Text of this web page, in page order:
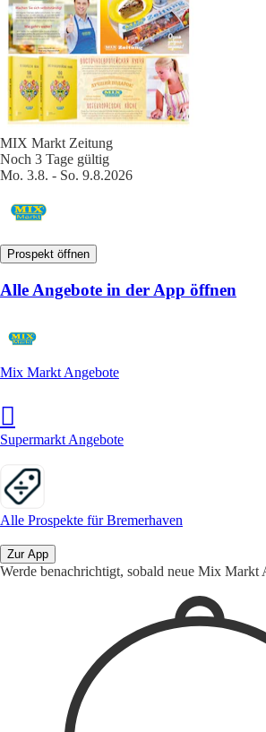
MIX Markt Zeitung
Noch 3 Tage gültig
Mo. 3.8. - So. 9.8.2026
Prospekt öffnen
Alle Angebote in der App öffnen
Mix Markt Angebote
Supermarkt Angebote
Alle Prospekte für Bremerhaven
Zur App
Werde benachrichtigt, sobald neue Mix Markt